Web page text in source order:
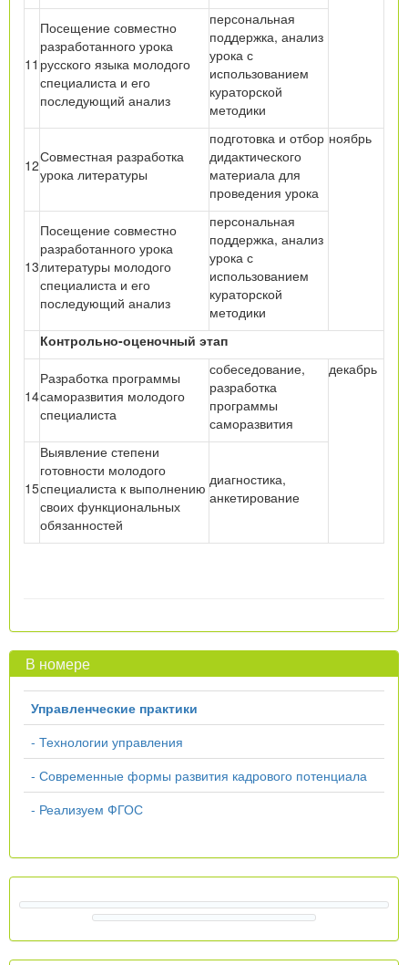
11
Посещение совместно
разработанного урока
русского языка молодого
специалиста и его
последующий анализ
персональная
поддержка, анализ
урока с
использованием
кураторской
методики
12Совместная разработка
урока литературы
подготовка и отбор
дидактического
материала для
проведения урока
ноябрь
13
Посещение совместно
разработанного урока
литературы молодого
специалиста и его
последующий анализ
персональная
поддержка, анализ
урока с
использованием
кураторской
методики
Контрольно-оценочный этап
14
Разработка программы
саморазвития молодого
специалиста
собеседование,
разработка
программы
саморазвития
декабрь
15
Выявление степени
готовности молодого
специалиста к выполнению
своих функциональных
обязанностей
диагностика,
анкетирование
В номере
Управленческие практики
- Технологии управления
- Современные формы развития кадрового потенциала
- Реализуем ФГОС